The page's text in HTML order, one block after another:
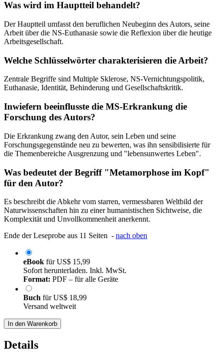
Was wird im Hauptteil behandelt?
Der Hauptteil umfasst den beruflichen Neubeginn des Autors, seine
Arbeit über die NS-Euthanasie sowie die Reflexion über die heutige
Arbeitsgesellschaft.
Welche Schlüsselwörter charakterisieren die Arbeit?
Zentrale Begriffe sind Multiple Sklerose, NS-Vernichtungspolitik,
Euthanasie, Identität, Behinderung und Gesellschaftskritik.
Inwiefern beeinflusste die MS-Erkrankung die
Forschung des Autors?
Die Erkrankung zwang den Autor, sein Leben und seine
Forschungsgegenstände neu zu bewerten, was ihn sensibilisierte für
die Themenbereiche Ausgrenzung und "lebensunwertes Leben".
Was bedeutet der Begriff "Metamorphose im Kopf"
für den Autor?
Es beschreibt die Abkehr vom starren, vermessbaren Weltbild der
Naturwissenschaften hin zu einer humanistischen Sichtweise, die
Komplexität und Unvollkommenheit anerkennt.
Ende der Leseprobe aus 11 Seiten - nach oben
eBook fürUS$ 15,99
Sofort herunterladen. Inkl. MwSt.
Format: PDF – für alle Geräte
Buch fürUS$ 18,99
Versand weltweit
In den Warenkorb
Details